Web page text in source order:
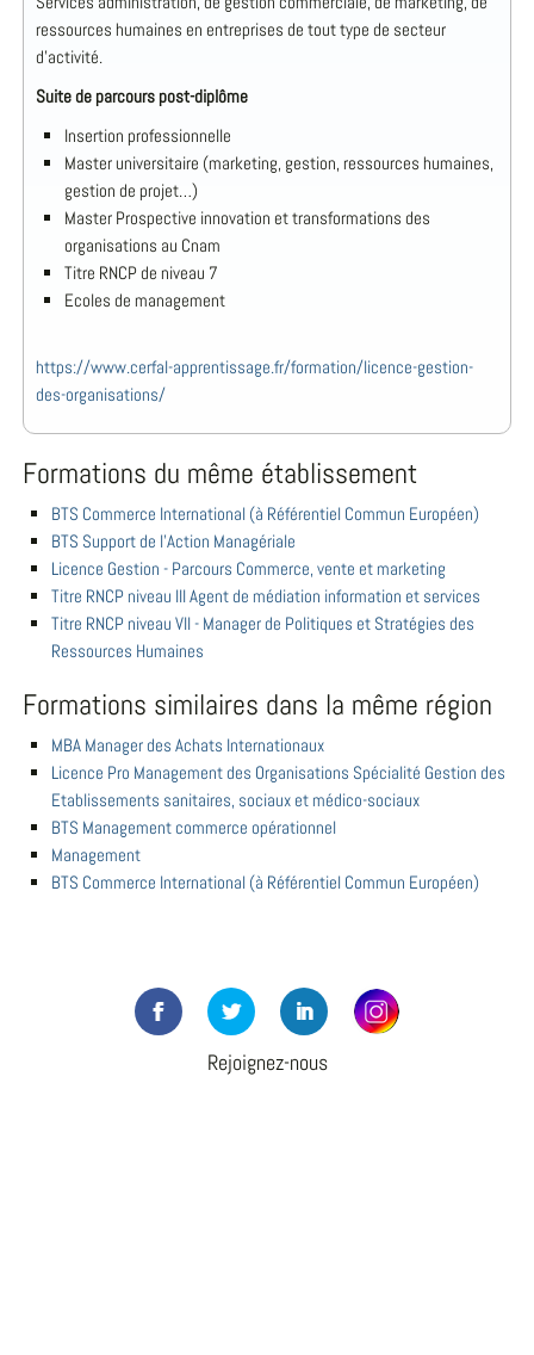
ressources humaines en entreprises de tout type de secteur
d’activité.
Suite de parcours post-diplôme
Insertion professionnelle
Master universitaire (marketing, gestion, ressources humaines,
gestion de projet…)
Master Prospective innovation et transformations des
organisations au Cnam
Titre RNCP de niveau 7
Ecoles de management
https://www.cerfal-apprentissage.fr/formation/licence-gestion-
des-organisations/
Formations du même établissement
BTS Commerce International (à Référentiel Commun Européen)
BTS Support de l'Action Managériale
Licence Gestion - Parcours Commerce, vente et marketing
Titre RNCP niveau III Agent de médiation information et services
Titre RNCP niveau VII - Manager de Politiques et Stratégies des
Ressources Humaines
Formations similaires dans la même région
MBA Manager des Achats Internationaux
Licence Pro Management des Organisations Spécialité Gestion des
Etablissements sanitaires, sociaux et médico-sociaux
BTS Management commerce opérationnel
Management
BTS Commerce International (à Référentiel Commun Européen)
Rejoignez-nous